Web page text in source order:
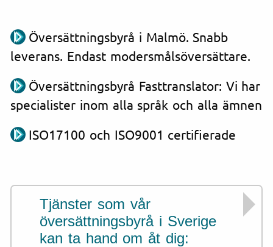
Översättningsbyrå i Malmö. Snabb
leverans. Endast modersmålsöversättare.
Översättningsbyrå Fasttranslator: Vi har
specialister inom alla språk och alla ämnen
ISO17100 och ISO9001 certifierade
Tjänster som vår
översättningsbyrå i Sverige
kan ta hand om åt dig: